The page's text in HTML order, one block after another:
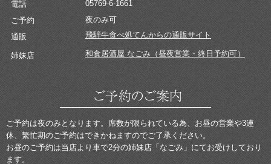
電話
05769-6-1661
ご予約
夜のみ可
通販
飛騨牛食べ処てんからの通販サイト
姉妹店 和食居酒屋 なごみ（昼夜営業・終日予約可）
ご予約は夜のみとなります。席数が限られている為、お昼の営業や3連
休、繁忙期のご予約はできかねますのでご了承ください。
お昼のご予約は当店より車で2分の姉妹店「なごみ」にてお受けしており
ます。